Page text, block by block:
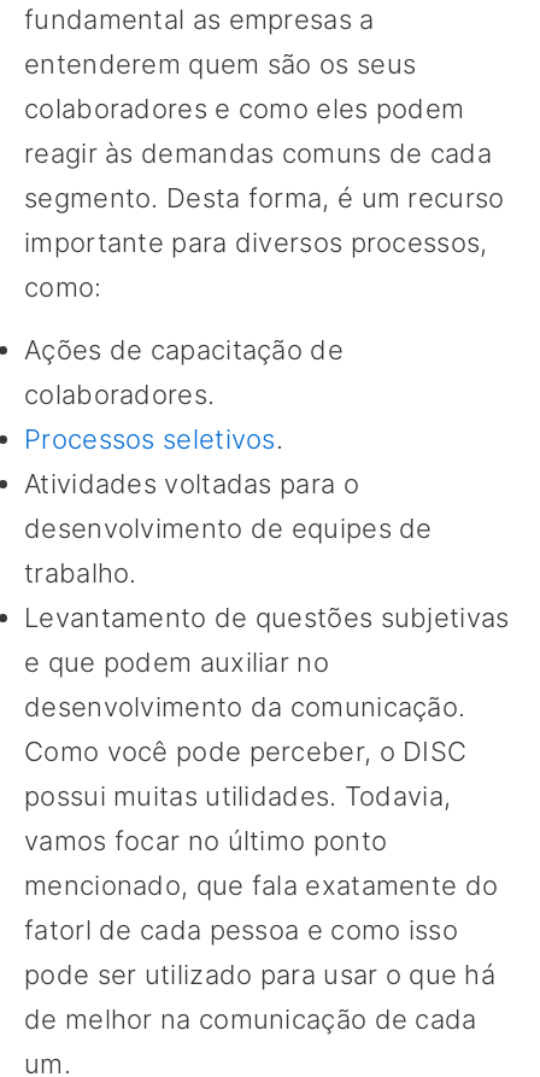
fundamental as empresas a
entenderem quem são os seus
colaboradores e como eles podem
reagir às demandas comuns de cada
segmento. Desta forma, é um recurso
importante para diversos processos,
como:
Ações de capacitação de
colaboradores.
Processos seletivos.
Atividades voltadas para o
desenvolvimento de equipes de
trabalho.
Levantamento de questões subjetivas
e que podem auxiliar no
desenvolvimento da comunicação.
Como você pode perceber, o DISC
possui muitas utilidades. Todavia,
vamos focar no último ponto
mencionado, que fala exatamente do
fatorl de cada pessoa e como isso
pode ser utilizado para usar o que há
de melhor na comunicação de cada
um.